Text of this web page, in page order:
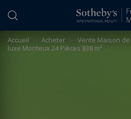
Accueil > Acheter > Vente Maison de
luxe Monteux 24 Pièces 838 m²